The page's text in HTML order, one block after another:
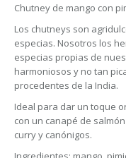
Chutney de mango con
Los chutneys son
especias. Nosotros los
especias propias de
harmoniosos y no tan
procedentes de la India.
Ideal para dar un toque
con un canapé de
curry y canónigos.